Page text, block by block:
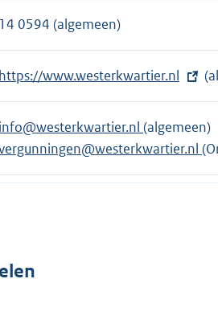
k
:
n
k
:
14 0594 (algemeen)
E
t
n
https://www.westerkwartier.nl
info@westerkwartier.nl (algemeen)